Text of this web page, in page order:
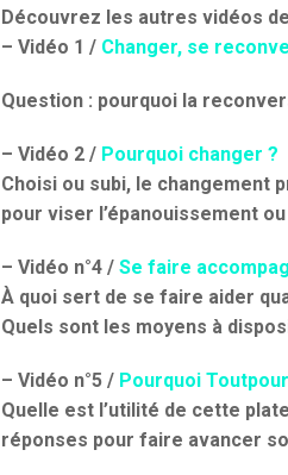
Découvrez les autres vidéos
– Vidéo 1 / Changer, se
Question : pourquoi la
– Vidéo 2 / Pourquoi changer ?
Choisi ou subi, le changement
pour viser l’épanouissement
– Vidéo n°4 / Se faire
À quoi sert de se faire aider
Quels sont les moyens à
– Vidéo n°5 / Pourquoi
Quelle est l’utilité de cette
réponses pour faire avancer